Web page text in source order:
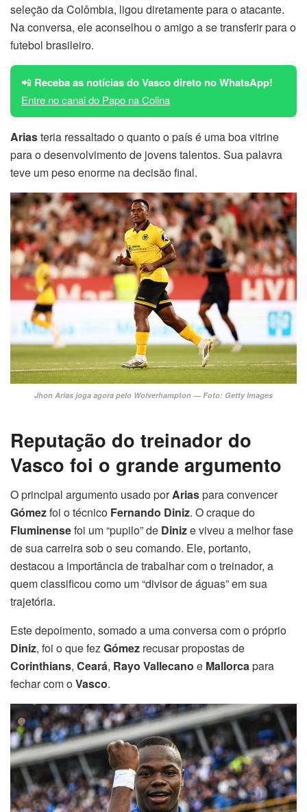
seleção da Colômbia, ligou diretamente para o atacante.
Na conversa, ele aconselhou o amigo a se transferir para o
futebol brasileiro.
📲 Receba as notícias do Vasco direto no WhatsApp!
Entre no canal do Papo na Colina
Ariasteria ressaltado o quanto o país é uma boa vitrine
para o desenvolvimento de jovens talentos. Sua palavra
teve um peso enorme na decisão final.
Jhon Arias joga agora pelo Wolverhampton — Foto: Getty Images
Reputação do treinador do
Vasco foi o grande argumento
O principal argumento usado porAriaspara convencer
Gómezfoi o técnico Fernando Diniz. O craque do
Fluminensefoi um “pupilo” de Dinize viveu a melhor fase
de sua carreira sob o seu comando. Ele, portanto,
destacou a importância de trabalhar com o treinador, a
quem classificou como um “divisor de águas” em sua
trajetória.
Este depoimento, somado a uma conversa com o próprio
Diniz, foi o que fezGómez recusar propostas de
Corinthians, Ceará, Rayo Vallecano e Mallorcapara
fechar com oVasco.